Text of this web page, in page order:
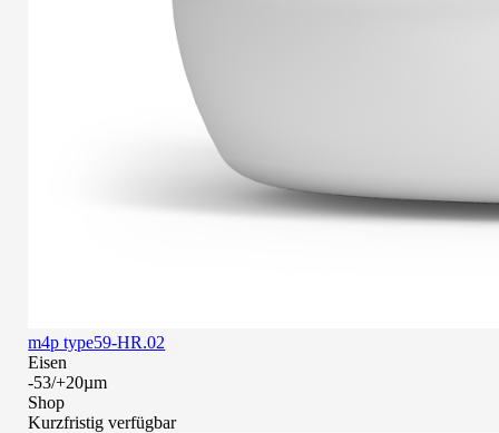
m4p type59-HR.02
Eisen
-53/+20µm
Shop
Kurzfristig verfügbar